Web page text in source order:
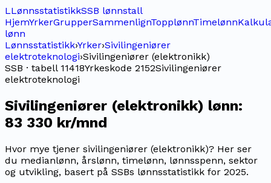
LLønnsstatistikkSSB lønnstall
HjemYrkerGrupperSammenlignTopplønnTimelønn
lønn
Lønnsstatistikk›Yrker›Sivilingeniører
elektroteknologi›Sivilingeniører (elektronikk)
SSB · tabell 11418Yrkeskode 2152Sivilingeniører
elektroteknologi
Sivilingeniører (elektronikk) lønn:
83 330 kr/mnd
Hvor mye tjener sivilingeniører (elektronikk)? Her ser
du medianlønn, årslønn, timelønn, lønnsspenn, sektor
og utvikling, basert på SSBs lønnsstatistikk for 2025.